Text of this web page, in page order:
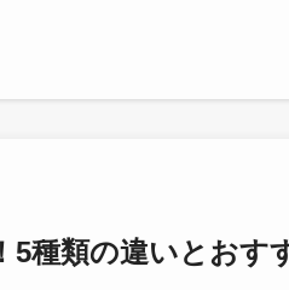
5種類の違いとおす